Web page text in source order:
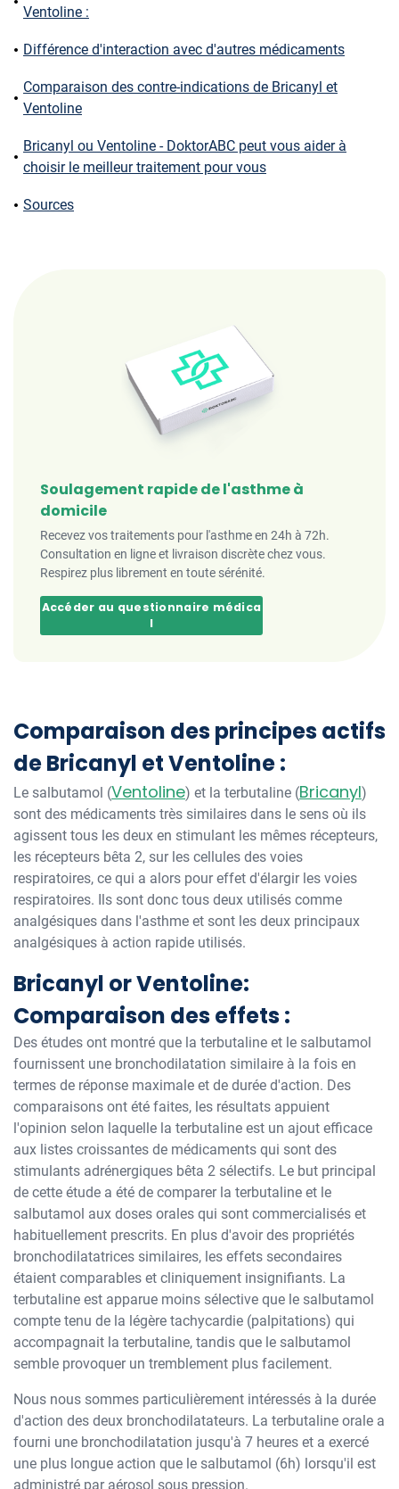
Ventoline :
Différence d'interaction avec d'autres médicaments
Comparaison des contre-indications de Bricanyl et
Ventoline
Bricanyl ou Ventoline - DoktorABC peut vous aider à
choisir le meilleur traitement pour vous
Sources
Soulagement rapide de l'asthme à
domicile
Recevez vos traitements pour l'asthme en 24h à 72h.
Consultation en ligne et livraison discrète chez vous.
Respirez plus librement en toute sérénité.
Accéder au questionnaire médica
l
Comparaison des principes actifs
de Bricanyl et Ventoline :
Le salbutamol (Ventoline) et la terbutaline (Bricanyl)
sont des médicaments très similaires dans le sens où ils
agissent tous les deux en stimulant les mêmes récepteurs,
les récepteurs bêta 2, sur les cellules des voies
respiratoires, ce qui a alors pour effet d'élargir les voies
respiratoires. Ils sont donc tous deux utilisés comme
analgésiques dans l'asthme et sont les deux principaux
analgésiques à action rapide utilisés.
Bricanyl or Ventoline:
Comparaison des effets :
Des études ont montré que la terbutaline et le salbutamol
fournissent une bronchodilatation similaire à la fois en
termes de réponse maximale et de durée d'action. Des
comparaisons ont été faites, les résultats appuient
l'opinion selon laquelle la terbutaline est un ajout efficace
aux listes croissantes de médicaments qui sont des
stimulants adrénergiques bêta 2 sélectifs. Le but principal
de cette étude a été de comparer la terbutaline et le
salbutamol aux doses orales qui sont commercialisés et
habituellement prescrits. En plus d'avoir des propriétés
bronchodilatatrices similaires, les effets secondaires
étaient comparables et cliniquement insignifiants. La
terbutaline est apparue moins sélective que le salbutamol
compte tenu de la légère tachycardie (palpitations) qui
accompagnait la terbutaline, tandis que le salbutamol
semble provoquer un tremblement plus facilement.
Nous nous sommes particulièrement intéressés à la durée
d'action des deux bronchodilatateurs. La terbutaline orale a
fourni une bronchodilatation jusqu'à 7 heures et a exercé
une plus longue action que le salbutamol (6h) lorsqu'il est
administré par aérosol sous pression.